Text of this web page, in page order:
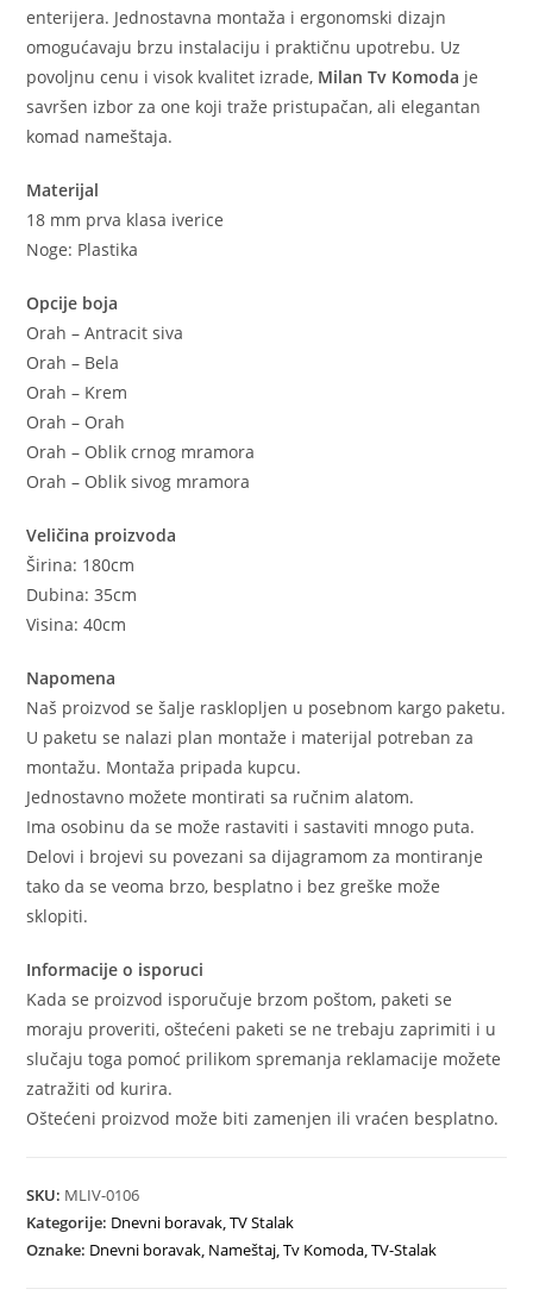
enterijera. Jednostavna montaža i ergonomski dizajn
omogućavaju brzu instalaciju i praktičnu upotrebu. Uz
povoljnu cenu i visok kvalitet izrade, Milan Tv Komoda je
savršen izbor za one koji traže pristupačan, ali elegantan
komad nameštaja.
Materijal
18 mm prva klasa iverice
Noge: Plastika
Opcije boja
Orah – Antracit siva
Orah – Bela
Orah – Krem
Orah – Orah
Orah – Oblik crnog mramora
Orah – Oblik sivog mramora
Veličina proizvoda
Širina: 180cm
Dubina: 35cm
Visina: 40cm
Napomena
Naš proizvod se šalje rasklopljen u posebnom kargo paketu.
U paketu se nalazi plan montaže i materijal potreban za
montažu. Montaža pripada kupcu.
Jednostavno možete montirati sa ručnim alatom.
Ima osobinu da se može rastaviti i sastaviti mnogo puta.
Delovi i brojevi su povezani sa dijagramom za montiranje
tako da se veoma brzo, besplatno i bez greške može
sklopiti.
Informacije o isporuci
Kada se proizvod isporučuje brzom poštom, paketi se
moraju proveriti, oštećeni paketi se ne trebaju zaprimiti i u
slučaju toga pomoć prilikom spremanja reklamacije možete
zatražiti od kurira.
Oštećeni proizvod može biti zamenjen ili vraćen besplatno.
SKU: MLIV-0106
Kategorije: Dnevni boravak ,TV Stalak
Oznake: Dnevni boravak Nameštaj ,Tv Komoda ,TV-Stalak